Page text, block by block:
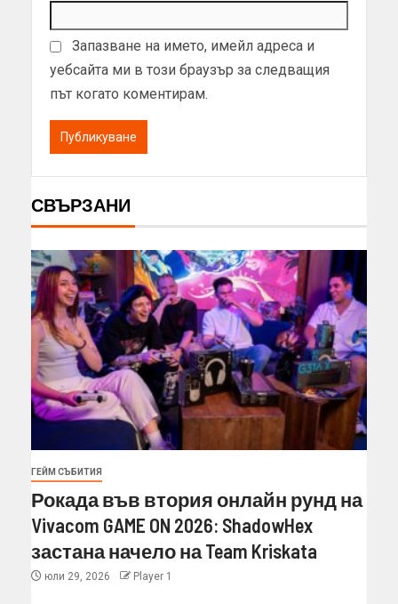
Запазване на името, имейл адреса и
уебсайта ми в този браузър за следващия
път когато коментирам.
СВЪРЗАНИ
ГЕЙМ СЪБИТИЯ
Рокада във втория онлайн рунд на
Vivacom GAME ON 2026: ShadowHex
застана начело на Team Kriskata
юли 29, 2026 Player 1